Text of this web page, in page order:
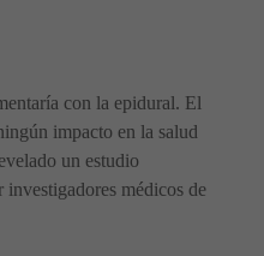
con la epidural. El
impacto en la salud
un estudio
investigadores médicos de